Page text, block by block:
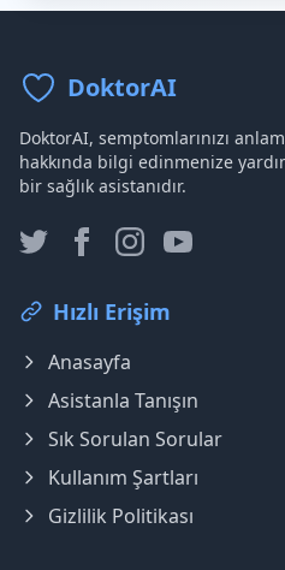
DoktorAI
DoktorAI, semptomlarınızı
hakkında bilgi edinmenize
bir sağlık asistanıdır.
Hızlı Erişim
Anasayfa
Asistanla Tanışın
Sık Sorulan Sorular
Kullanım Şartları
Gizlilik Politikası